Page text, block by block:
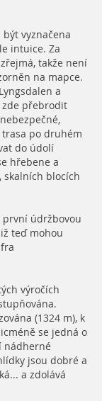
vyznačena
intuice. Za
takže není
na mapce.
a
přebrodit
po druhém
do údolí
hřebene a
skalních blocích
první údržbovou
teď mohou
výročích
(1324 m), k
se jedná o
nádherné
jsou dobré a
a zdolává